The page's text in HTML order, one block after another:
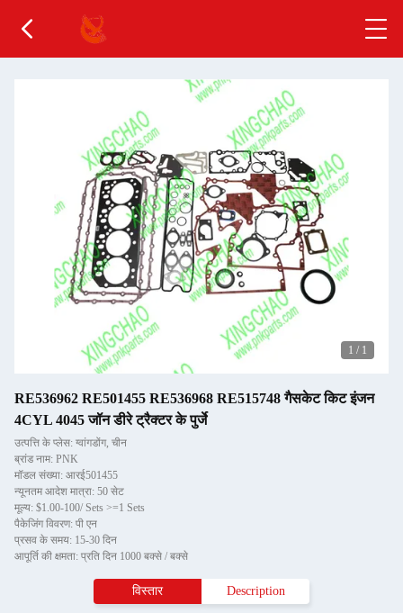
1 / 1
RE536962 RE501455 RE536968 RE515748 गैसकेट किट इंजन
4CYL 4045 जॉन डीरे ट्रैक्टर के पुर्जे
उत्पत्ति के प्लेस: ग्वांगडोंग, चीन
ब्रांड नाम: PNK
मॉडल संख्या: आरई501455
न्यूनतम आदेश मात्रा: 50 सेट
मूल्य: $1.00-100/ Sets >=1 Sets
पैकेजिंग विवरण: पी एन
प्रसव के समय: 15-30 दिन
आपूर्ति की क्षमता: प्रति दिन 1000 बक्से / बक्से
विस्तार Description